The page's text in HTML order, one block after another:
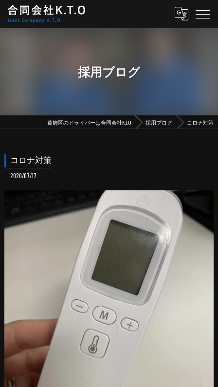
採用ブログ
葛飾区のドライバーは合同会社K.T.O 採用ブログ コロナ対策
コロナ対策
2020/07/17